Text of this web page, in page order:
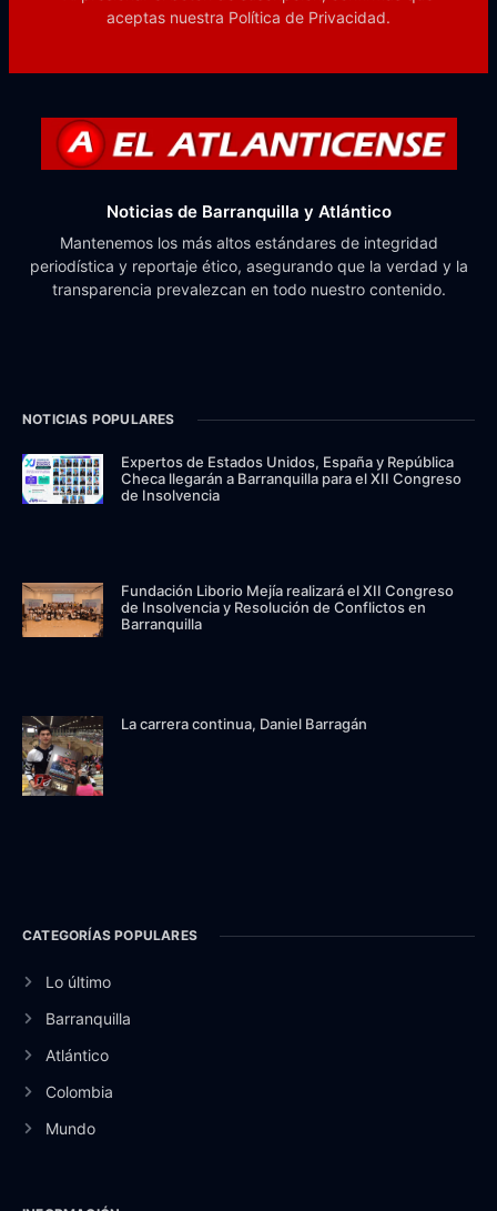
aceptas nuestra Política de Privacidad.
Noticias de Barranquilla y Atlántico
Mantenemos los más altos estándares de integridad
periodística y reportaje ético, asegurando que la verdad y la
transparencia prevalezcan en todo nuestro contenido.
NOTICIAS POPULARES
Expertos de Estados Unidos, España y República
Checa llegarán a Barranquilla para el XII Congreso
de Insolvencia
Fundación Liborio Mejía realizará el XII Congreso
de Insolvencia y Resolución de Conflictos en
Barranquilla
La carrera continua, Daniel Barragán
CATEGORÍAS POPULARES
Lo último
Barranquilla
Atlántico
Colombia
Mundo